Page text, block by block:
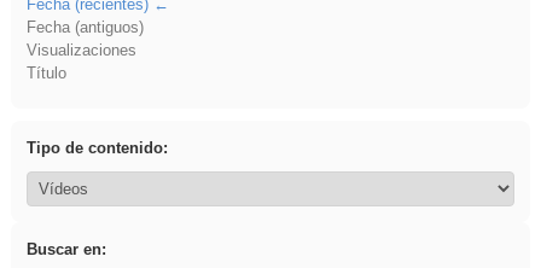
Fecha (recientes)
Fecha (antiguos)
Visualizaciones
Título
Tipo de contenido:
Buscar en: